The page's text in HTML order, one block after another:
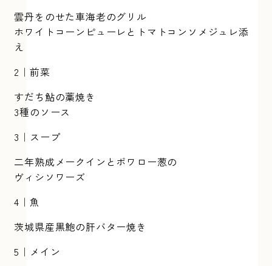
雲丹をのせた車海老のグリル
ホワイトコーンピューレとトマトコンソメジュレ添
え
2｜前菜
すだち鮎の藁焼き
3種のソース
3｜スープ
二年熟成メークインとポワロー葱の
ヴィシソワーズ
4｜魚
茨城県産黒鮑の肝バター焼き
5｜メイン